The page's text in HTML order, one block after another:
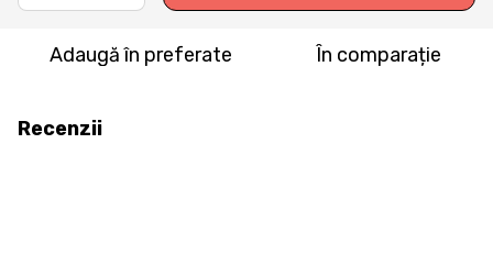
Adaugă în preferate În comparație
Recenzii